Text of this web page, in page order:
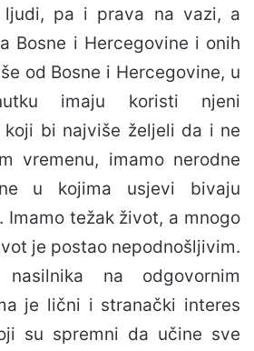
ljudi, pa i prava na vazi, a
Bosne i Hercegovine i onih
od Bosne i Hercegovine, u
imaju koristi njeni
bi najviše željeli da i ne
vremenu, imamo nerodne
u kojima usjevi bivaju
Imamo težak život, a mnogo
je postao nepodnošljivim.
na odgovornim
je lični i stranački interes
su spremni da učine sve